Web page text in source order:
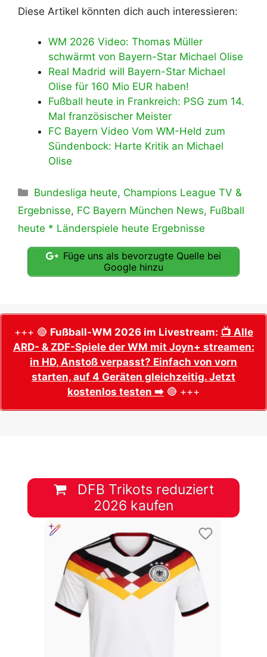
Diese Artikel könnten dich auch interessieren:
WM 2026 Video: Thomas Müller
schwärmt von Bayern-Star Michael Olise
Real Madrid will Bayern-Star Michael
Olise für 160 Mio EUR haben!
Fußball heute in Frankreich: PSG zum 14.
Mal französischer Meister
FC Bayern Video Vom WM-Held zum
Sündenbock: Harte Kritik an Michael
Olise
Kategorien
Bundesliga heute, Champions League TV &
Ergebnisse, FC Bayern München News, Fußball
heute * Länderspiele heute Ergebnisse
Füge uns als bevorzugte Quelle bei
Google hinzu
+++ 🔴 Fußball-WM 2026 im Livestream: 📺 Alle
ARD- & ZDF-Spiele der WM mit Joyn+ streamen:
in HD, Anstoß verpasst? Einfach von vorn
starten, auf 4 Geräten gleichzeitig. Jetzt
kostenlos testen ➡️ 🔴 +++
DFB Trikots reduziert
2026 kaufen